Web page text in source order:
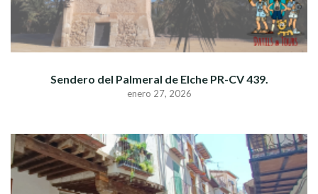
Sendero del Palmeral de Elche PR-CV 439.
enero 27, 2026